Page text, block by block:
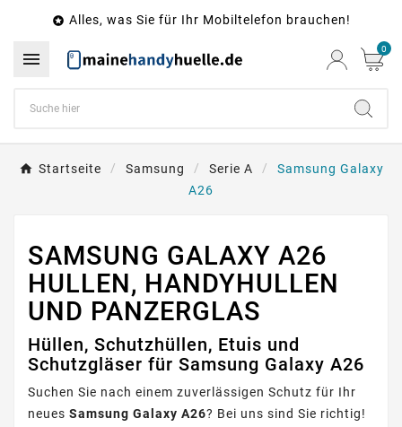
 Alles, was Sie für Ihr Mobiltelefon brauchen!
 0
Startseite Samsung Serie A
Samsung Galaxy
A26
SAMSUNG GALAXY A26
HULLEN, HANDYHULLEN
UND PANZERGLAS
Hüllen, Schutzhüllen, Etuis und
Schutzgläser für Samsung Galaxy A26
Suchen Sie nach einem zuverlässigen Schutz für Ihr
neues Samsung Galaxy A26? Bei uns sind Sie richtig!